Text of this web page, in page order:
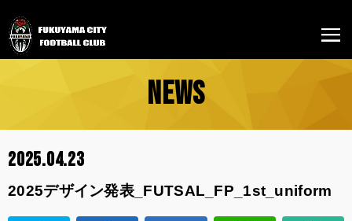
NEWS
2025.04.23
2025デザイン発表_FUTSAL_FP_1st_uniform